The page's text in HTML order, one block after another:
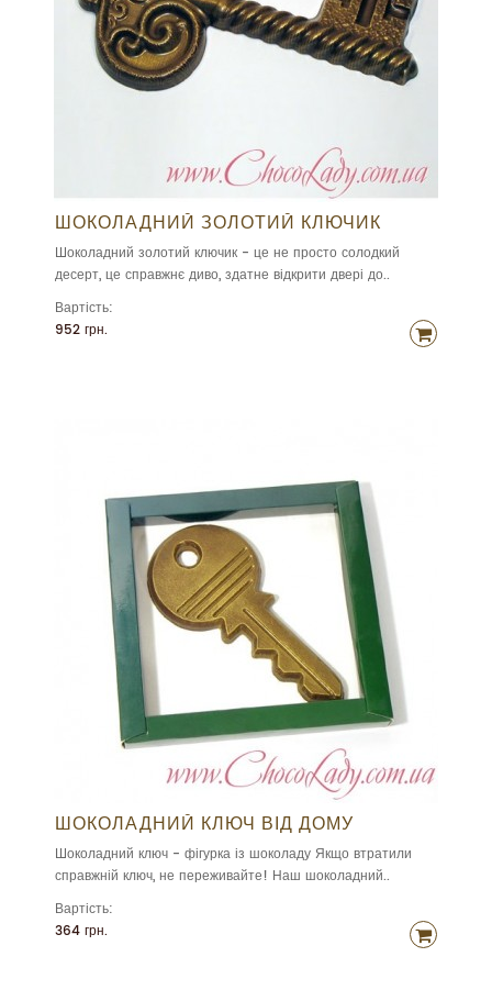
ШОКОЛАДНИЙ ЗОЛОТИЙ КЛЮЧИК
Шоколадний золотий ключик - це не просто солодкий
десерт, це справжнє диво, здатне відкрити двері до..
Вартість:
952 грн.
ШОКОЛАДНИЙ КЛЮЧ ВІД ДОМУ
Шоколадний ключ - фігурка із шоколаду Якщо втратили
справжній ключ, не переживайте! Наш шоколадний..
Вартість:
364 грн.